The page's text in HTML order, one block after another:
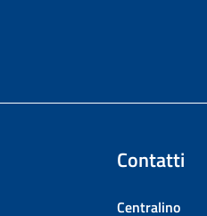
Contatti
Centralino